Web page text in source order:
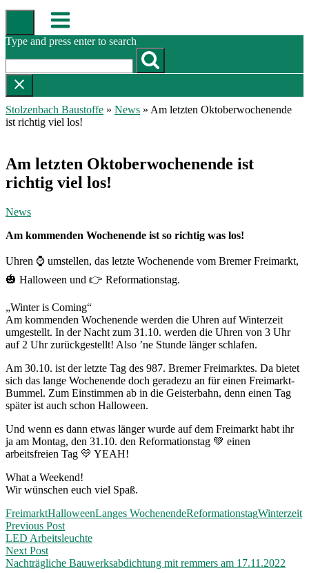
Skip
content
Menu
Type and press enter to search
Stolzenbach Baustoffe » News » Am letzten Oktoberwochenende
ist richtig viel los!
Am letzten Oktoberwochenende ist
richtig viel los!
News
Am kommenden Wochenende ist so richtig was los!
Uhren ⌚️ umstellen, das letzte Wochenende vom Bremer Freimarkt,
🎃 Halloween und 👉 Reformationstag.
„Winter is Coming“
Am kommenden Wochenende werden die Uhren auf Winterzeit
umgestellt. In der Nacht zum 31.10. werden die Uhren von 3 Uhr
auf 2 Uhr zurückgestellt! Also ’ne Stunde länger schlafen.
Am 30.10. ist der letzte Tag des 987. Bremer Freimarktes. Da bietet
sich das lange Wochenende doch geradezu an für einen Freimarkt-
Bummel. Zum Einstimmen ab in die Geisterbahn, denn einen Tag
später ist auch schon Halloween.
Und wenn es dann etwas länger wurde auf dem Freimarkt habt ihr
ja am Montag, den 31.10. den Reformationstag 💚 einen
arbeitsfreien Tag 💛 YEAH!
What a Weekend!
Wir wünschen euch viel Spaß.
FreimarktHalloweenLanges WochenendeReformationstagWinterzeit
Post
navigation
Previous Post
LED Arbeitsleuchte
Next Post
Nachträgliche Bauwerksabdichtung mit remmers am 17.11.2022